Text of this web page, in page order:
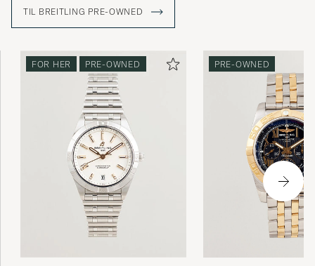
TIL BREITLING PRE-OWNED
FOR HER PRE-OWNED PRE-OWNED